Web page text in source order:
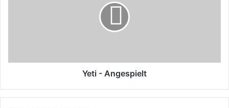
Yeti - Angespielt